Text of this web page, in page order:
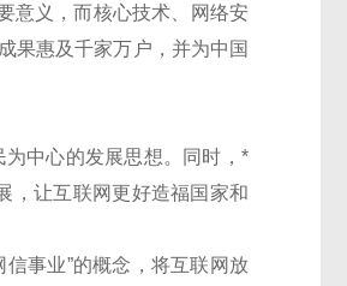
意义，而核心技术、网络安
果惠及千家万户，并为中国
中心的发展思想。同时，*
，让互联网更好造福国家和
事业”的概念，将互联网放